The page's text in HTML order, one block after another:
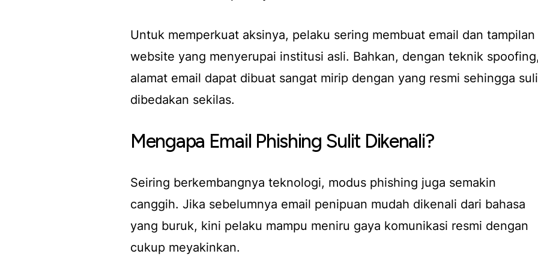
Untuk memperkuat aksinya, pelaku sering membuat email dan tampilan
website yang menyerupai institusi asli. Bahkan, dengan teknik spoofing,
alamat email dapat dibuat sangat mirip dengan yang resmi sehingga
dibedakan sekilas.
Mengapa Email Phishing Sulit Dikenali?
Seiring berkembangnya teknologi, modus phishing juga semakin
canggih. Jika sebelumnya email penipuan mudah dikenali dari bahasa
yang buruk, kini pelaku mampu meniru gaya komunikasi resmi dengan
cukup meyakinkan.